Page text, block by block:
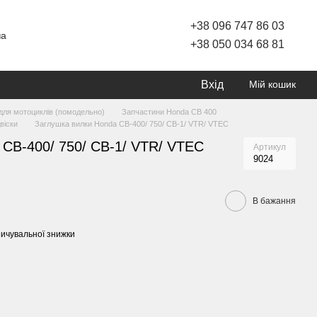
+38 096 747 86 03
+38 050 034 68 81
Вхід Мій кошик
мотоциклів (помодельно)
Запчастини Honda CB 400
Заглушка вилки Honda CB-400/ 750/ СВ-1/ VTR/ VTEC
400/ 750/ СВ-1/ VTR/ VTEC Артикул
9024
В бажання
знижки